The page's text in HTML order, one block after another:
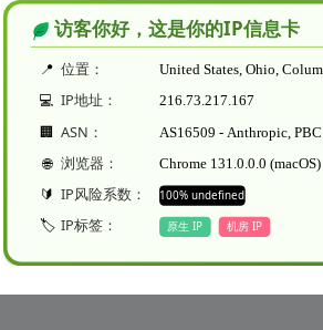
VLW插件集合
我的框架插件
我的框架插件